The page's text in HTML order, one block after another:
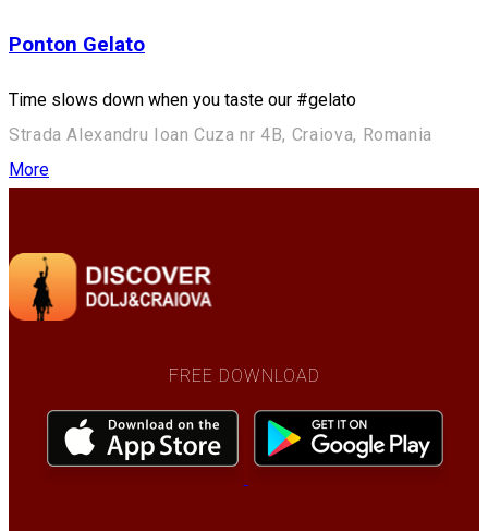
Ponton Gelato
Time slows down when you taste our #gelato
Strada Alexandru Ioan Cuza nr 4B, Craiova, Romania
More
FREE DOWNLOAD